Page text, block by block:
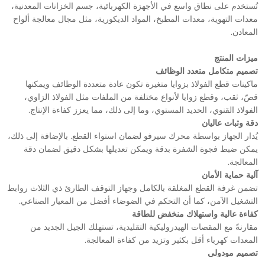
تُستخدم على نطاق واسع في الأجهزة الكهربائية، جسم الخزانات المعدنية،
معدات التهوية، معدات المطبخ، المواد الديكورية، مثل مجال معالجة ألواح
المعادن.
ميزات المنتج
تصميم متكامل متعدد الوظائف
ماكينات قطع الفولاذ بزوايا متغيرة تكون عادة متعددة الوظائف ويمكنها
قصّ، ثقب، وقطع زوايا لأنواع مختلفة من الملفات مثل الفولاذ الزاوي،
الفولاذ القنوي، الحديد المستوي، وما إلى ذلك، مما يعزز كفاءة الإنتاج.
دقة وثبات عاليان
يُدار الجهاز بواسطة محرك سيرفو لضمان استواء القطع. بالإضافة إلى ذلك،
يمكن ضبط فجوة الشفرة بدقة ويمكن تعديلها بشكل دقيق لضمان دقة
المعالجة.
آلية حماية الأمان
تضمن غرفة القطع المغلقة بالكامل وجهاز التوقف الطارئ ذي الثلاث روابط
التشغيل الآمن، كما أن التحكم في الضوضاء أفضل من المعيار الصناعي.
كفاءة عالية واستهلاك منخفض للطاقة
مقارنةً مع المقصات الهيدروليكية التقليدية، تستهلك الجيل الجديد من
المعدات كهرباء أقل بكثير وتزيد من كفاءة المعالجة.
تصميم مودولي